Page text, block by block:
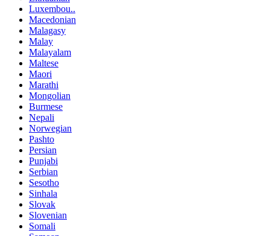
Luxembou..
Macedonian
Malagasy
Malay
Malayalam
Maltese
Maori
Marathi
Mongolian
Burmese
Nepali
Norwegian
Pashto
Persian
Punjabi
Serbian
Sesotho
Sinhala
Slovak
Slovenian
Somali